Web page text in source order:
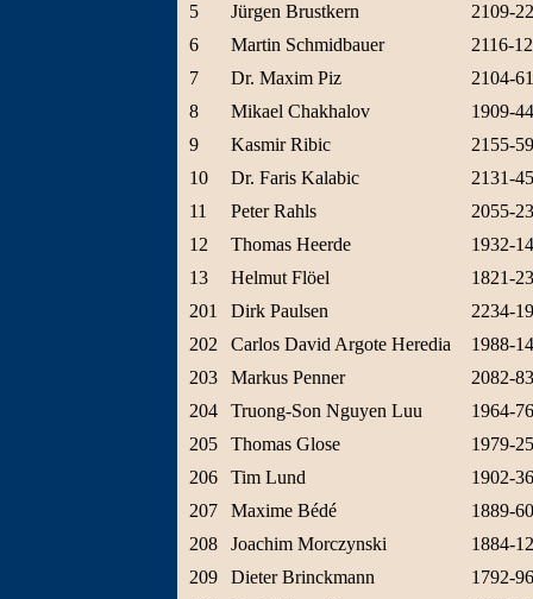
5
Jürgen Brustkern
2109-
6
Martin Schmidbauer
2116-
7
Dr. Maxim Piz
2104-
8
Mikael Chakhalov
1909-
9
Kasmir Ribic
2155-
10
Dr. Faris Kalabic
2131-
11
Peter Rahls
2055-
12
Thomas Heerde
1932-
13
Helmut Flöel
1821-
201
Dirk Paulsen
2234-
202
Carlos David Argote Heredia
1988-
203
Markus Penner
2082-
204
Truong-Son Nguyen Luu
1964-
205
Thomas Glose
1979-
206
Tim Lund
1902-
207
Maxime Bédé
1889-
208
Joachim Morczynski
1884-
209
Dieter Brinckmann
1792-